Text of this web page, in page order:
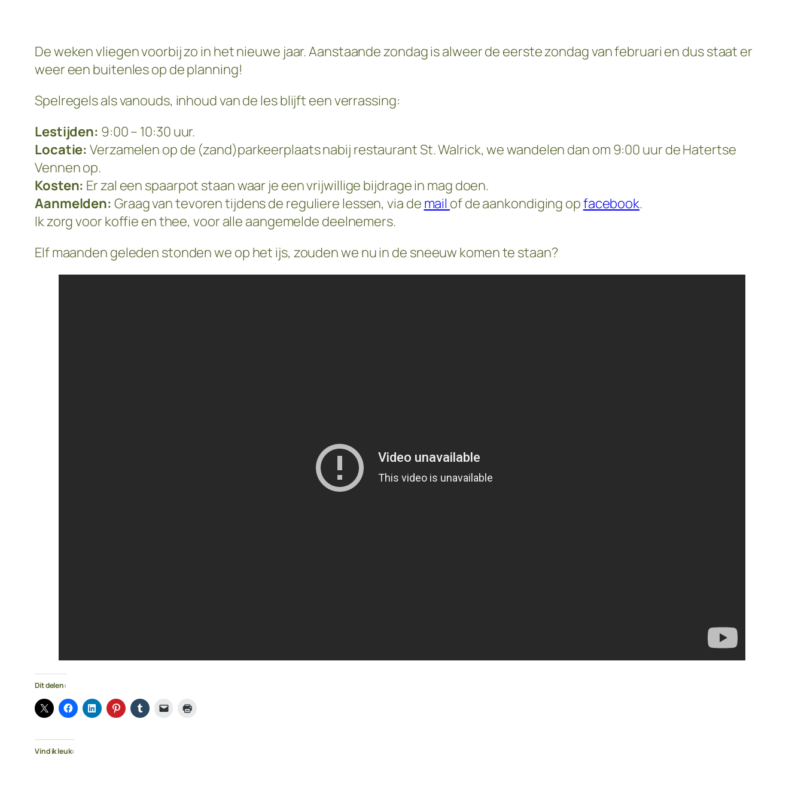
De weken vliegen voorbij zo in het nieuwe jaar. Aanstaande zondag is alweer de eerste zondag van februari en dus staat er
weer een buitenles op de planning!
Spelregels als vanouds, inhoud van de les blijft een verrassing:
Lestijden: 9:00 – 10:30 uur.
Locatie: Verzamelen op de (zand)parkeerplaats nabij restaurant St. Walrick, we wandelen dan om 9:00 uur de Hatertse
Vennen op.
Kosten: Er zal een spaarpot staan waar je een vrijwillige bijdrage in mag doen.
Aanmelden: Graag van tevoren tijdens de reguliere lessen, via de mail of de aankondiging opfacebook.
Ik zorg voor koffie en thee, voor alle aangemelde deelnemers.
Elf maanden geleden stonden we op het ijs, zouden we nu in de sneeuw komen te staan?
Dit delen:
Vind ik leuk: